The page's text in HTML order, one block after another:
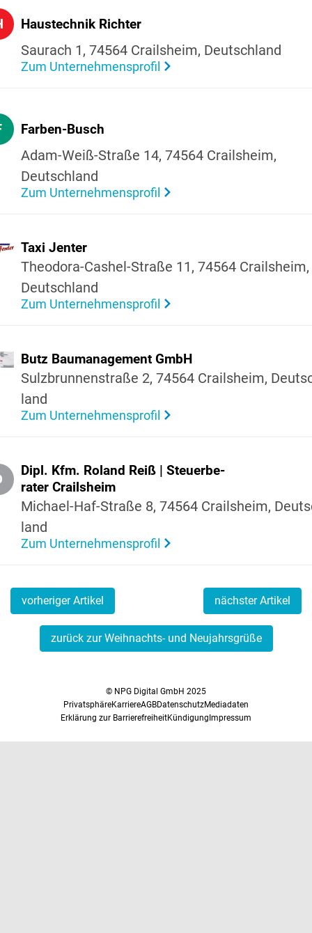
Haus­technik Richter
Saurach 1, 74564 Crails­heim, Deutsch­land
Zum Unternehmensprofil
Farben-Busch
Adam-Weiß-Straße 14, 74564 Crails­heim,
Deutsch­land
Zum Unternehmensprofil
Taxi Jenter
Theo­dora-Cashel-Straße 11, 74564 Crails­heim,
Deutsch­land
Zum Unternehmensprofil
Butz Bauma­nage­ment GmbH
Sulz­brun­nen­straße 2, 74564 Crails­heim,
land
Zum Unternehmensprofil
Dipl. Kfm. Roland Reiß | Steu­er­be­
rater Crails­heim
Michael-Haf-Straße 8, 74564 Crails­heim,
land
Zum Unternehmensprofil
vorheriger Artikel nächster Artikel
zurück zur Weihnachts- und Neujahrsgrüße
© NPG Digital GmbH 2025
PrivatsphäreKarriereAGBDatenschutzMediadaten
Erklärung zur BarrierefreiheitKündigung Impressum